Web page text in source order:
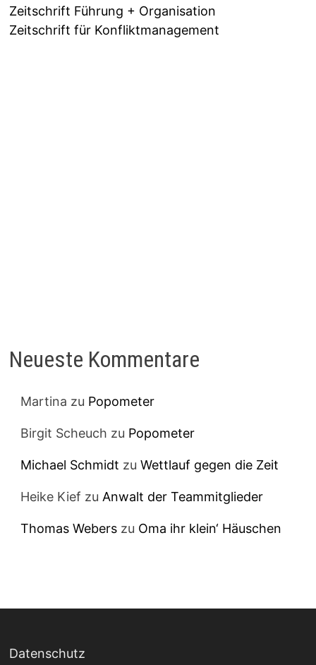
Zeitschrift Führung + Organisation
Zeitschrift für Konfliktmanagement
Neueste Kommentare
Martina zu Popometer
Birgit Scheuch zu Popometer
Michael Schmidt zuWettlauf gegen die Zeit
Heike Kief zu Anwalt der Teammitglieder
Thomas Webers zu Oma ihr klein‘ Häuschen
Datenschutz